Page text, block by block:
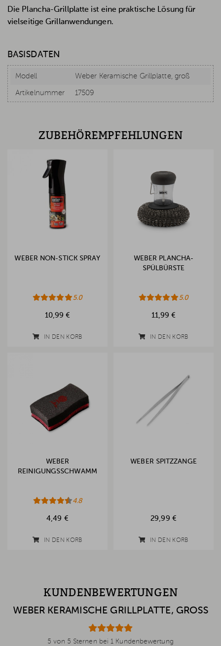
Die Plancha-Grillplatte ist eine praktische Lösung für
vielseitige Grillanwendungen.
BASISDATEN
Modell Weber Keramische Grillplatte, groß
Artikelnummer 17509
ZUBEHÖREMPFEHLUNGEN
WEBER NON-STICK SPRAY
5.0
10,99 €
IN DEN KORB
WEBER PLANCHA-
SPÜLBÜRSTE
5.0
11,99 €
IN DEN KORB
WEBER
REINIGUNGSSCHWAMM
4.8
4,49 €
IN DEN KORB
WEBER SPITZZANGE
29,99 €
IN DEN KORB
KUNDENBEWERTUNGEN
WEBER KERAMISCHE GRILLPLATTE, GROSS
5 von 5 Sternen bei 1 Kundenbewertung